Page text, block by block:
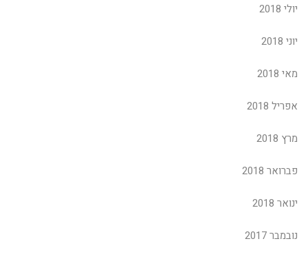
יולי 2018
יוני 2018
מאי 2018
אפריל 2018
מרץ 2018
פברואר 2018
ינואר 2018
נובמבר 2017